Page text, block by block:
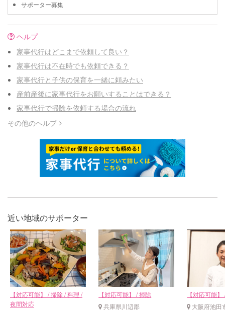
サポーター募集
ヘルプ
家事代行はどこまで依頼して良い？
家事代行は不在時でも依頼できる？
家事代行と子供の保育を一緒に頼みたい
産前産後に家事代行をお願いすることはできる？
家事代行で掃除を依頼する場合の流れ
その他のヘルプ
近い地域のサポーター
【対応可能】 / 掃除 / 料理 /
夜間対応
【対応可能】 / 掃除
兵庫県川辺郡
【対応可能
大阪府池田